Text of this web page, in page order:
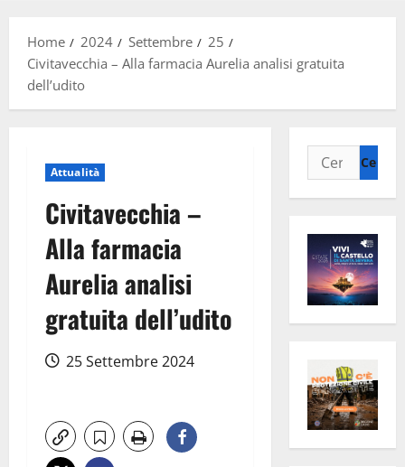
Home
2024 Settembre
25
Civitavecchia – Alla farmacia Aurelia analisi gratuita
dell’udito
Attualità
Civitavecchia –
Alla farmacia
Aurelia analisi
gratuita dell’udito
25 Settembre 2024
Ricerca
per: